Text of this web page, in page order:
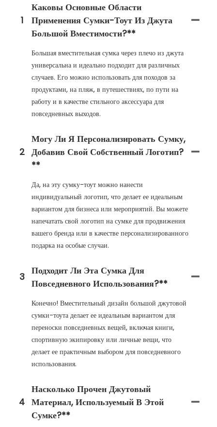
1
Каковы Основные Области
Применения Сумки-Тоут Из Джута
Большой Вместимости?**
Большая вместительная сумка через плечо из джута
универсальна и идеально подходит для различных
случаев. Его можно использовать для походов за
продуктами, на пляж, в путешествиях, по пути на
работу и в качестве стильного аксессуара для
повседневных выходов.
2
Могу Ли Я Персонализировать Сумку,
Добавив Свой Собственный Логотип?
**
Да, на эту сумку-тоут можно нанести
индивидуальный логотип, что делает ее идеальным
вариантом для бизнеса или мероприятий. Вы можете
напечатать свой логотип на сумке для продвижения
вашего бренда или в качестве персонализированного
подарка на особые случаи.
3
Подходит Ли Эта Сумка Для
Повседневного Использования?**
Конечно! Вместительный дизайн большой джутовой
сумки-тоута делает ее идеальным вариантом для
переноски повседневных вещей, включая книги,
спортивную экипировку или личные вещи, что
делает ее практичным выбором для повседневного
использования.
4
Насколько Прочен Джутовый
Материал, Используемый В Этой
Сумке?**